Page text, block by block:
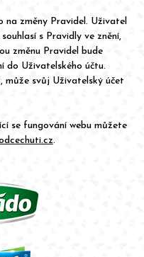
na změny Pravidel. Uživatel
s Pravidly ve znění,
změnu Pravidel bude
do Uživatelského účtu.
může svůj Uživatelský účet
se fungování webu můžete
.